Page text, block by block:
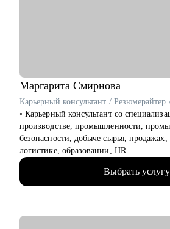
Маргарита Смирнова
Карьерный консультант / Резюмерайтер
• Карьерный консультант со
производстве, промышленности,
безопасности, добыче сырья,
логистике, образовании, HR.
• Помогла с трудоустройством топ-
руководителям и экспертам в крупные
Сибур, Роснефть, Яндекс, Сбер, ВТБ,
Выбрать услугу